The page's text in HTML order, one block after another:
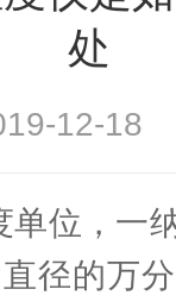
处
12-
单位，一
径的万